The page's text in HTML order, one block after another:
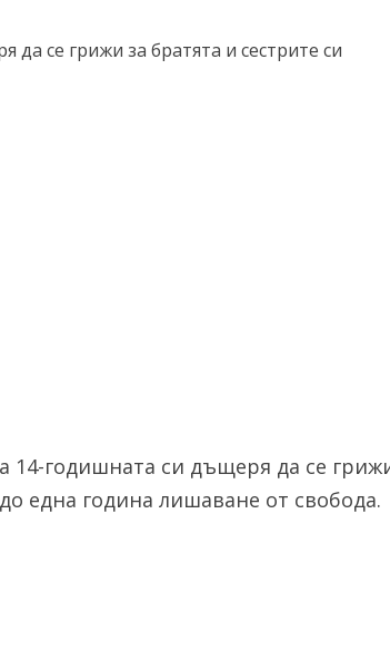
14-годишната си дъщеря да се
една година лишаване от свобода.